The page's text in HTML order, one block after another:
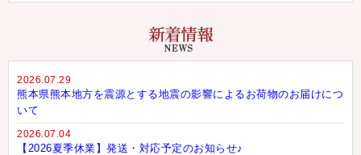
2026.07.29
熊本県熊本地方を震源とする地震の影響によるお荷物のお届けにつ
いて
2026.07.04
【2026夏季休業】発送・対応予定のお知らせ♪